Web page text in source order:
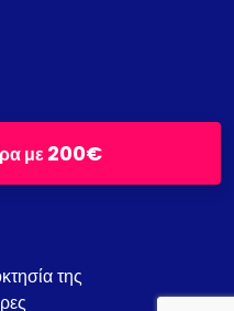
με200€
της